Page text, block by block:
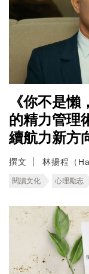
《你不是
的精力管理
續航力新方
撰文 林揚程（
閱讀文化 心理勵志